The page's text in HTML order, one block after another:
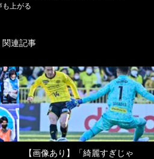
も上がる
関連記事
【画像あり】「綺麗すぎじゃ